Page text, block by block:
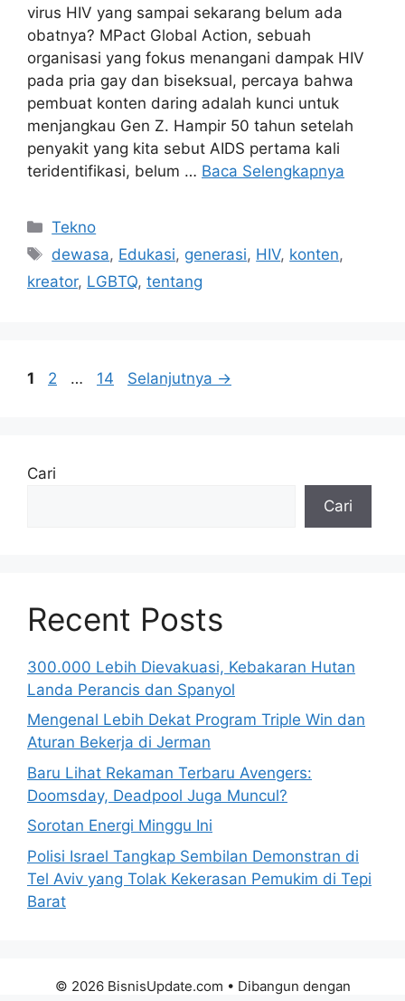
virus HIV yang sampai sekarang belum ada
obatnya? MPact Global Action, sebuah
organisasi yang fokus menangani dampak HIV
pada pria gay dan biseksual, percaya bahwa
pembuat konten daring adalah kunci untuk
menjangkau Gen Z. Hampir 50 tahun setelah
penyakit yang kita sebut AIDS pertama kali
teridentifikasi, belum … Baca Selengkapnya
Kategori
Tekno
Tag
dewasa, Edukasi, generasi, HIV, konten,
kreator, LGBTQ, tentang
Halaman
1 Halaman
2 … Halaman
14 Selanjutnya →
Cari
Cari
Recent Posts
300.000 Lebih Dievakuasi, Kebakaran Hutan
Landa Perancis dan Spanyol
Mengenal Lebih Dekat Program Triple Win dan
Aturan Bekerja di Jerman
Baru Lihat Rekaman Terbaru Avengers:
Doomsday, Deadpool Juga Muncul?
Sorotan Energi Minggu Ini
Polisi Israel Tangkap Sembilan Demonstran di
Tel Aviv yang Tolak Kekerasan Pemukim di Tepi
Barat
© 2026 BisnisUpdate.com • Dibangun dengan